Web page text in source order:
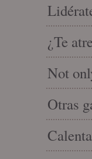
¿Te
Not
Otras